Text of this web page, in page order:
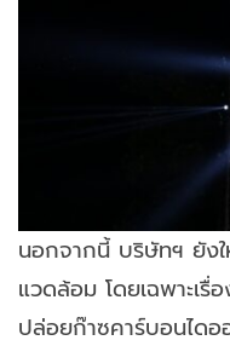
นอกจากนี้ บริษัทฯ ยังใ
แวดล้อม โดยเฉพาะเ
ปล่อยก๊าซคาร์บอนไดอ